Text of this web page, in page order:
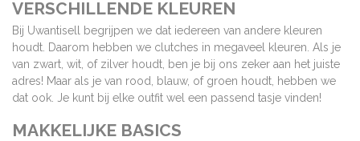
VERSCHILLENDE KLEUREN
Bij Uwantisell begrijpen we dat iedereen van andere kleuren
houdt. Daarom hebben we clutches in megaveel kleuren. Als je
van zwart, wit, of zilver houdt, ben je bij ons zeker aan het juiste
adres! Maar als je van rood, blauw, of groen houdt, hebben we
dat ook. Je kunt bij elke outfit wel een passend tasje vinden!
MAKKELIJKE BASICS